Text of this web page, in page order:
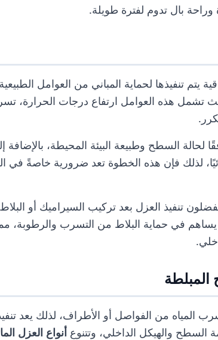
بال تدوم لفترة طويلة.
تنفيذها لحماية المباني من العوامل
هذه العوامل ارتفاع درجات الحرارة،
لحالة السطح وطبيعة البيئة المحيطة،
لذلك فإن هذه الخطوة تعد ضرورية خاصةً في
تنفيذ العزل بعد تركيب السيراميك أو
في حماية البلاط من التسرب والرطوبة،
المياه من الفواصل أو الأطراف، لذلك يعد
والهيكل الداخلي، وتتنوع أنواع العزل